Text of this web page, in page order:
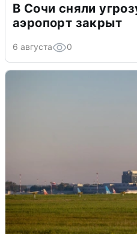
В Сочи сняли
аэропорт закрыт
6 августа 0